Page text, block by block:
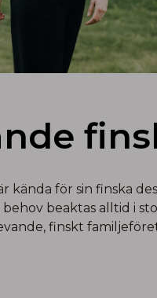
kända för sin finska
beaktas alltid i
finskt